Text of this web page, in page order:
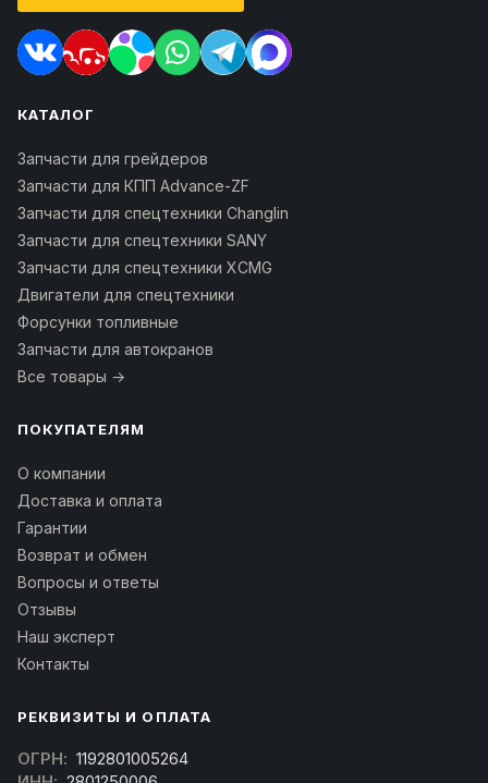
КАТАЛОГ
Запчасти для грейдеров
Запчасти для КПП Advance-ZF
Запчасти для спецтехники Changlin
Запчасти для спецтехники SANY
Запчасти для спецтехники XCMG
Двигатели для спецтехники
Форсунки топливные
Запчасти для автокранов
Все товары →
ПОКУПАТЕЛЯМ
О компании
Доставка и оплата
Гарантии
Возврат и обмен
Вопросы и ответы
Отзывы
Наш эксперт
Контакты
РЕКВИЗИТЫ И ОПЛАТА
ОГРН: 1192801005264